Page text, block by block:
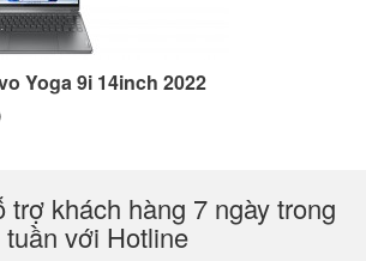
Yoga 9i 14inch 2022
trợ khách hàng 7 ngày trong
tuần với Hotline